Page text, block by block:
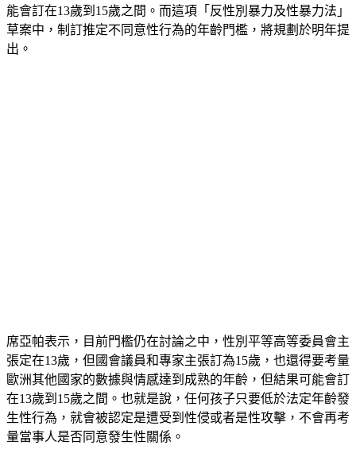
能會訂在13歲到15歲之間。而這項「反性別暴力及性暴力法」
草案中，制訂推定不同意性行為的年齡門檻，將規劃於明年提
出。
席亞帕表示，目前門檻仍在討論之中，性別平等高等委員會主
張定在13歲，但國會議員和專家主張訂為15歲，也還得要考量
歐洲其他國家的數據與情感達到成熟的年齡，但結果可能會訂
在13歲到15歲之間。也就是說，任何孩子只要低於法定年齡發
生性行為，就會被認定是遭受到性侵或者是性攻擊，不會再考
量當事人是否同意發生性關係。